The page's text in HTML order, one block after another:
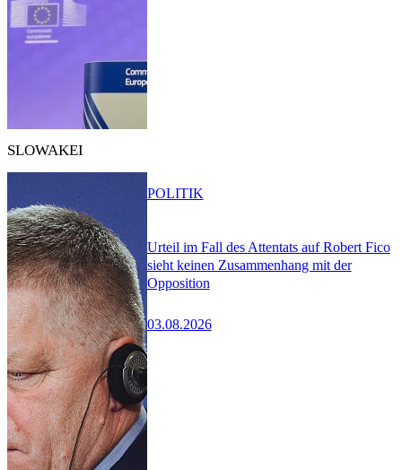
SLOWAKEI
Urteil im Fall des Attentats auf Robert Fico
sieht keinen Zusammenhang mit der
Opposition
03.08.2026
POLITIK